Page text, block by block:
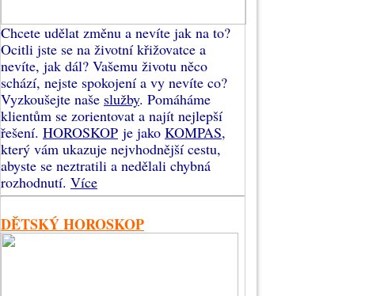
Chcete udělat změnu a nevíte jak na to?
Ocitli jste se na životní křižovatce a
nevíte, jak dál? Vašemu životu něco
schází, nejste spokojení a vy nevíte co?
Vyzkoušejte naše služby. Pomáháme
klientům se zorientovat a najít nejlepší
řešení. HOROSKOP je jako KOMPAS,
který vám ukazuje nejvhodnější cestu,
abyste se neztratili a nedělali chybná
rozhodnutí. Více
DĚTSKÝ HOROSKOP